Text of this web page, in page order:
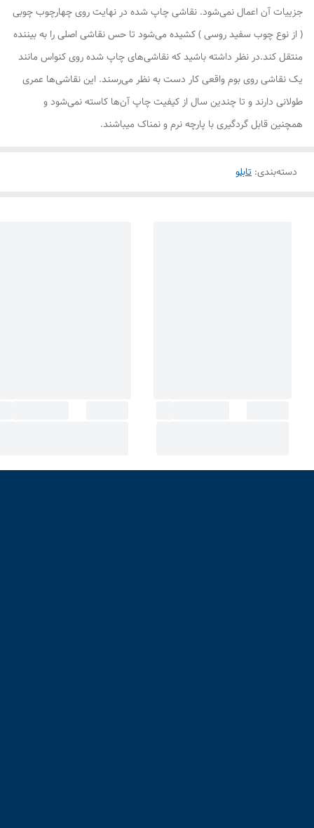
جزییات آن اعمال نمی‌شود. نقاشی چاپ شده در نهایت روی چهارچوب چوبی
( از نوع چوب سفید روسی ) کشیده می‌شود تا حس نقاشی اصلی را به بیننده
منتقل کند.در نظر داشته باشید که نقاشی‌های چاپ شده روی کنواس مانند
یک نقاشی روی بوم واقعی کار دست به نظر می‌رسند. این نقاشی‌ها عمری
طولانی دارند و تا چندین سال از کیفیت چاپ آن‌ها کاسته نمی‌شود و
همچنین قابل گردگیری با پارچه نرم و نمناک میباشند.
دسته‌بندی: تابلو